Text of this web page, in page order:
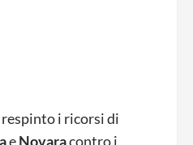
respinto i ricorsi di
eNovaracontro i